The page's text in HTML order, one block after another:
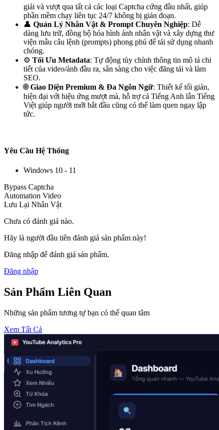
giải và vượt qua tất cả các loại Captcha cứng đầu nhất, giúp
phần mềm chạy liên tục 24/7 không bị gián đoạn.
👤 Quản Lý Nhân Vật & Prompt Chuyên Nghiệp: Dễ
dàng lưu trữ, đồng bộ hóa hình ảnh nhân vật và xây dựng thư
viện mẫu câu lệnh (prompts) phong phú để tái sử dụng nhanh
chóng.
⚙️ Tối Ưu Metadata: Tự động tùy chỉnh thông tin mô tả chi
tiết của video/ảnh đầu ra, sẵn sàng cho việc đăng tải và làm
SEO.
🌐Giao Diện Premium & Đa Ngôn Ngữ: Thiết kế tối giản,
hiện đại với hiệu ứng mượt mà, hỗ trợ cả Tiếng Anh lẫn Tiếng
Việt giúp người mới bắt đầu cũng có thể làm quen ngay lập
tức.
Yêu Cầu Hệ Thống
Windows 10 - 11
Bypass Captcha
Automation Video
Lưu Lại Nhân Vật
Chưa có đánh giá nào.
Hãy là người đầu tiên đánh giá sản phẩm này!
Đăng nhập để đánh giá sản phẩm.
Đăng nhập
Sản Phẩm Liên Quan
Những sản phẩm tương tự bạn có thể quan tâm
Xem Tất Cả